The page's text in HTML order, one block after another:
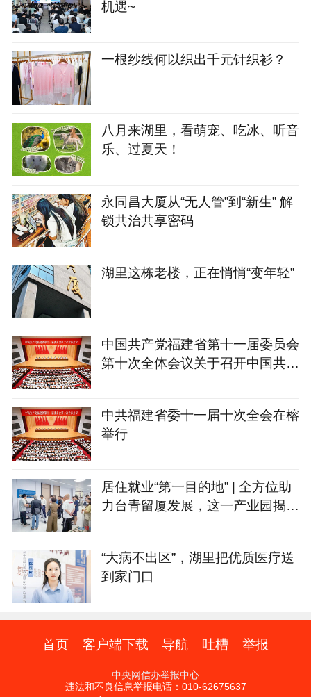
机遇~
一根纱线何以织出千元针织衫？
八月来湖里，看萌宠、吃冰、听音
乐、过夏天！
永同昌大厦从“无人管”到“新生” 解
锁共治共享密码
湖里这栋老楼，正在悄悄“变年轻”
中国共产党福建省第十一届委员会
第十次全体会议关于召开中国共产
中共福建省委十一届十次全会在榕
举行
居住就业“第一目的地” | 全方位助
力台青留厦发展，这一产业园揭牌
“大病不出区”，湖里把优质医疗送
到家门口
首页 客户端下载 导航 吐槽 举报
中央网信办举报中心
违法和不良信息举报电话：010-62675637